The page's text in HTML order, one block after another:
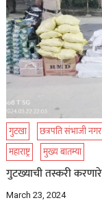
गुटखा छत्रपति संभाजी
महाराष्ट्र
मुख्य बातम्या
गुटख्याची तस्करी
March 23, 2024